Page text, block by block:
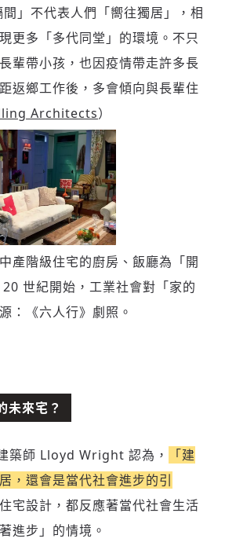
迎您加入《旭時報》
掌握國際政經脈動
(十分鐘內有效)
驗證
會員
|每月 1 號更新可送禮次數
以禮物的形式送給朋友嗎
一下 確定購買
」不代表人們「嚮往獨居」，相
更多「多代同堂」的環境。不只
輩帶小孩，也因疫情帶走許多長
返鄉工作後，多會傾向與長輩住
Architects）
產階級住宅的廚房、飯廳為「開
世紀開始，工業社會對「家的
：《六人行》劇照。
未來宅？
築師 Lloyd Wright 認為，
「建
，還會是當代社會進步的引
宅設計，都反應著當代社會生活
進步」的情境。
的交流原則：
想法：表達觀點清楚結構，讓
流更有脈絡化
本身：尊重不同角度的內容、
言論
的用詞：不因個人主觀感受不
緒性攻擊字眼
言論：不對他人種族、宗教、
給平台的使用範疇（皆註記
開放授權
開放引用
付費會員，即可擁有：
員專屬 8 折活動報名優惠
立即成為付費會員
付費會員？登入繼續閱讀